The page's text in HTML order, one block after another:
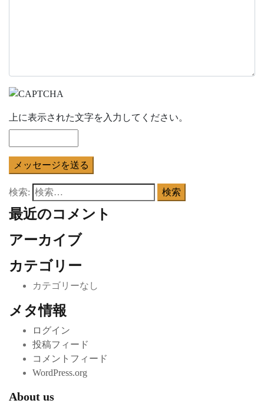
上に表示された文字を入力してください。
検索:
最近のコメント
アーカイブ
カテゴリー
カテゴリーなし
メタ情報
ログイン
投稿フィード
コメントフィード
WordPress.org
About us